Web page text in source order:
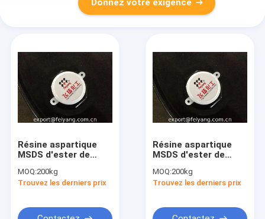
Donnez votre exigence
Résine aspartique
MSDS d'ester de
MOQ:200kg
Trouvez les derniers prix
Résine aspartique
MSDS d'ester de
MOQ:200kg
Trouvez les derniers prix